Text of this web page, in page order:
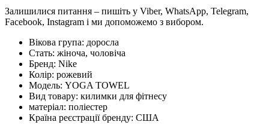
Залишилися питання – пишіть у Viber, WhatsApp, Telegram,
Facebook, Instagram і ми допоможемо з вибором.
Вікова група: доросла
Стать: жіноча, чоловіча
Бренд: Nike
Колір: рожевий
Модель: YOGA TOWEL
Вид товару: килимки для фітнесу
матеріал: поліестер
Країна реєстрації бренду: США